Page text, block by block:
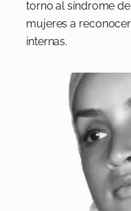
torno al síndrome
mujeres a
internas.